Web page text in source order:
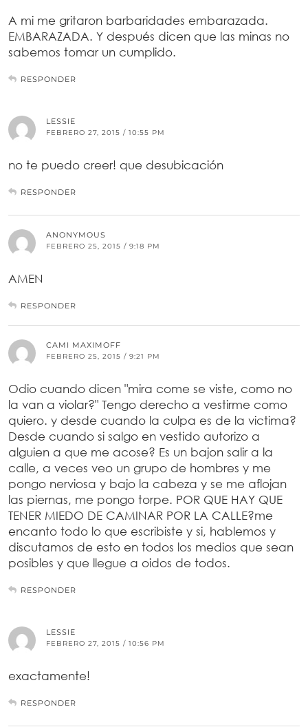
A mi me gritaron barbaridades embarazada.
EMBARAZADA. Y después dicen que las minas no
sabemos tomar un cumplido.
RESPONDER
LESSIE
FEBRERO 27, 2015 / 10:55 PM
no te puedo creer! que desubicación
RESPONDER
ANONYMOUS
FEBRERO 25, 2015 / 9:18 PM
AMEN
RESPONDER
CAMI MAXIMOFF
FEBRERO 25, 2015 / 9:21 PM
Odio cuando dicen "mira come se viste, como no
la van a violar?" Tengo derecho a vestirme como
quiero. y desde cuando la culpa es de la victima?
Desde cuando si salgo en vestido autorizo a
alguien a que me acose? Es un bajon salir a la
calle, a veces veo un grupo de hombres y me
pongo nerviosa y bajo la cabeza y se me aflojan
las piernas, me pongo torpe. POR QUE HAY QUE
TENER MIEDO DE CAMINAR POR LA CALLE?me
encanto todo lo que escribiste y si, hablemos y
discutamos de esto en todos los medios que sean
posibles y que llegue a oidos de todos.
RESPONDER
LESSIE
FEBRERO 27, 2015 / 10:56 PM
exactamente!
RESPONDER